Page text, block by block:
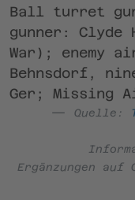
Ball turret
gunner: Clyde
War); enemy
Behnsdorf,
Ger; Missing
Quelle:
Ergänzungen auf